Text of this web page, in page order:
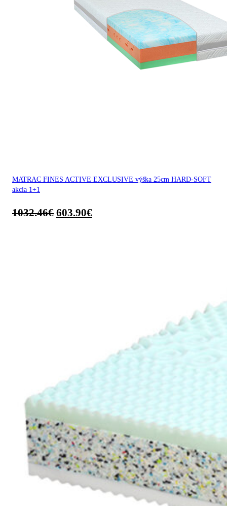
MATRAC FINES ACTIVE EXCLUSIVE výška 25cm HARD-SOFT
akcia 1+1
1032.46€ 603.90€